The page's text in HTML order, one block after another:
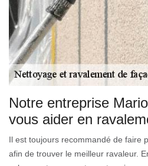
Notre entreprise
vous aider en
Il est toujours recommandé de faire
afin de trouver le meilleur ravaleur.